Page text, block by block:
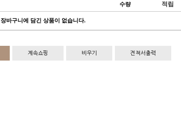
수량 적립
장바구니에 담긴 상품이 없습니다.
계속쇼핑 비우기 견적서출력